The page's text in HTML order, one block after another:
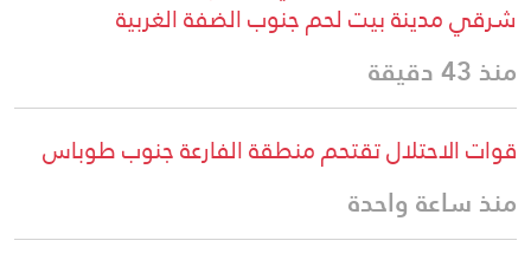
شرقي مدينة بيت لحم جنوب الضفة الغربية
منذ 43 دقيقة
قوات الاحتلال تقتحم منطقة الفارعة جنوب طوباس
منذ ساعة واحدة